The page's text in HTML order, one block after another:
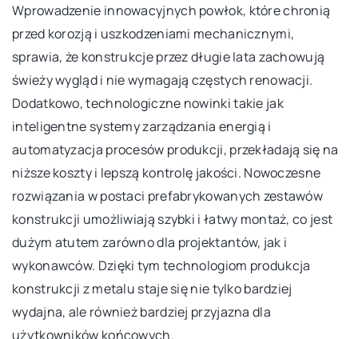
Wprowadzenie innowacyjnych powłok, które chronią
przed korozją i uszkodzeniami mechanicznymi,
sprawia, że konstrukcje przez długie lata zachowują
świeży wygląd i nie wymagają częstych renowacji.
Dodatkowo, technologiczne nowinki takie jak
inteligentne systemy zarządzania energią i
automatyzacja procesów produkcji, przekładają się na
niższe koszty i lepszą kontrolę jakości. Nowoczesne
rozwiązania w postaci prefabrykowanych zestawów
konstrukcji umożliwiają szybki i łatwy montaż, co jest
dużym atutem zarówno dla projektantów, jak i
wykonawców. Dzięki tym technologiom produkcja
konstrukcji z metalu staje się nie tylko bardziej
wydajna, ale również bardziej przyjazna dla
użytkowników końcowych.